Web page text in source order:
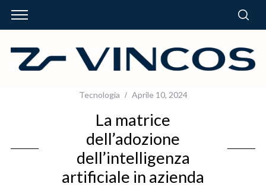
Tecnologia Aprile 10, 2024
La matrice
dell’adozione
dell’intelligenza
artificiale in azienda